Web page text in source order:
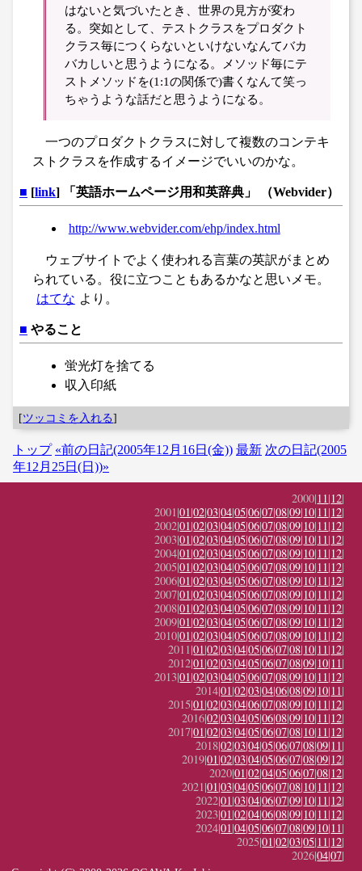
はないと気づいたとき、世界の見方が変わ
る。突如として、テストクラスをプロダクト
クラス毎につくらないといけないなんてバカ
バカしいと思うようになる。メソッド毎にテ
ストメソッドを(1:1の関係で)書くなんて笑っ
ちゃうような話だと思うようになる。
一つのプロダクトクラスに対して複数のコンテキ
ストクラスを作成するイメージでいいのかな。
■ [link] 「英語ホームページ用和英辞典」 （Webvider）
http://www.webvider.com/ehp/index.html
ウェブサイトでよく使われる言葉の英訳がまとめ
られている。役に立つこともあるかなと思いメモ。
はてな より。
■ やること
蛍光灯を捨てる
収入印紙
[ツッコミを入れる]
トップ «前の日記(2005年12月16日(金)) 最新 次の日記(2005
年12月25日(日))»
2000|11|12|
2001|01|02|03|04|05|06|07|08|09|10|11|12|
2002|01|02|03|04|05|06|07|08|09|10|11|12|
2003|01|02|03|04|05|06|07|08|09|10|11|12|
2004|01|02|03|04|05|06|07|08|09|10|11|12|
2005|01|02|03|04|05|06|07|08|09|10|11|12|
2006|01|02|03|04|05|06|07|08|09|10|11|12|
2007|01|02|03|04|05|06|07|08|09|10|11|12|
2008|01|02|03|04|05|06|07|08|09|10|11|12|
2009|01|02|03|04|05|06|07|08|09|10|11|12|
2010|01|02|03|04|05|06|07|08|09|10|11|12|
2011|01|02|03|04|05|06|07|08|10|11|12|
2012|01|02|03|04|05|06|07|08|09|10|11|
2013|01|02|03|04|05|06|07|08|09|10|11|12|
2014|01|02|03|04|06|08|09|10|11|
2015|01|02|03|04|06|07|08|09|10|11|12|
2016|02|03|04|05|06|08|09|10|11|12|
2017|01|02|03|04|05|06|07|08|10|11|12|
2018|02|03|04|05|06|07|08|09|11|
2019|01|02|03|04|05|06|07|08|09|12|
2020|01|02|04|05|06|07|08|12|
2021|01|03|04|05|06|07|08|10|11|12|
2022|01|03|04|06|07|09|10|11|12|
2023|01|02|04|06|08|09|10|11|12|
2024|01|04|05|06|07|08|09|10|11|
2025|01|02|03|05|11|12|
2026|04|07|